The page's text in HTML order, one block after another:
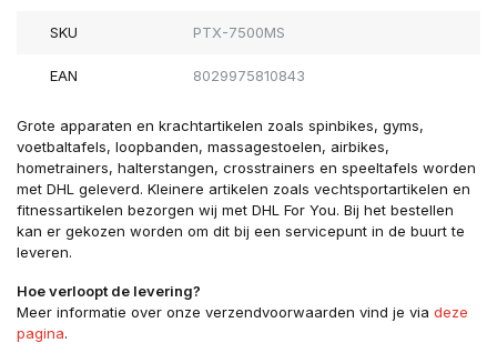
SKU PTX-7500MS
EAN 8029975810843
Grote apparaten en krachtartikelen zoals spinbikes, gyms,
voetbaltafels, loopbanden, massagestoelen, airbikes,
hometrainers, halterstangen, crosstrainers en speeltafels worden
met DHL geleverd. Kleinere artikelen zoals vechtsportartikelen en
fitnessartikelen bezorgen wij met DHL For You. Bij het bestellen
kan er gekozen worden om dit bij een servicepunt in de buurt te
leveren.
Hoe verloopt de levering?
Meer informatie over onze verzendvoorwaarden vind je via deze
pagina.